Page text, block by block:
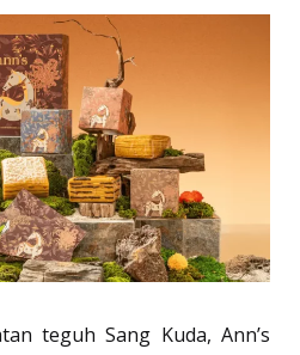
teguh Sang Kuda, Ann’s